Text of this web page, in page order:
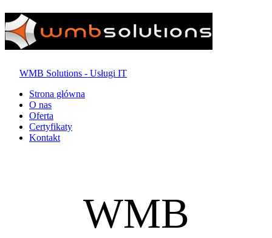
WMB Solutions - Usługi IT
Strona główna
O nas
Oferta
Certyfikaty
Kontakt
WMB